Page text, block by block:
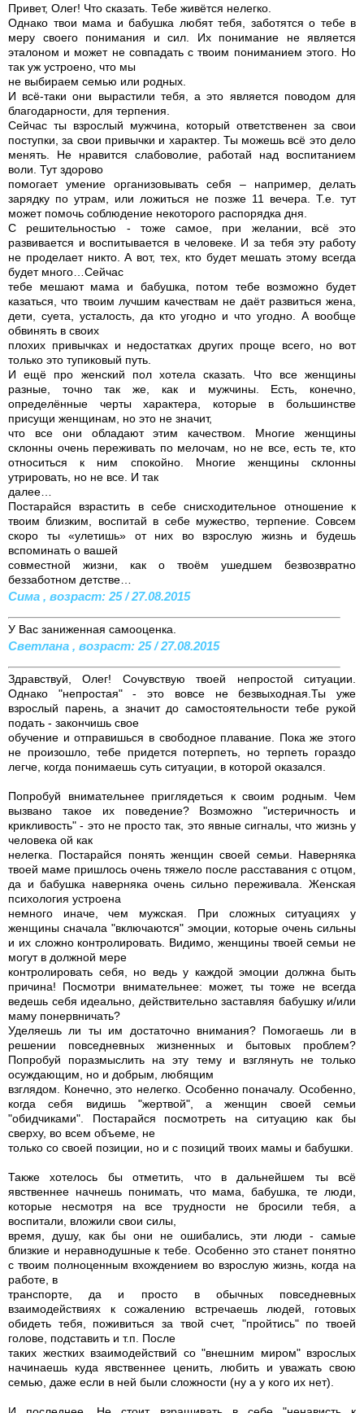
Привет, Олег! Что сказать. Тебе живётся нелегко.
Однако твои мама и бабушка любят тебя, заботятся о тебе в
меру своего понимания и сил. Их понимание не является
эталоном и может не совпадать с твоим пониманием этого. Но
так уж устроено, что мы
не выбираем семью или родных.
И всё-таки они вырастили тебя, а это является поводом для
благодарности, для терпения.
Сейчас ты взрослый мужчина, который ответственен за свои
поступки, за свои привычки и характер. Ты можешь всё это дело
менять. Не нравится слабоволие, работай над воспитанием
воли. Тут здорово
помогает умение организовывать себя – например, делать
зарядку по утрам, или ложиться не позже 11 вечера. Т.е. тут
может помочь соблюдение некоторого распорядка дня.
С решительностью - тоже самое, при желании, всё это
развивается и воспитывается в человеке. И за тебя эту работу
не проделает никто. А вот, тех, кто будет мешать этому всегда
будет много…Сейчас
тебе мешают мама и бабушка, потом тебе возможно будет
казаться, что твоим лучшим качествам не даёт развиться жена,
дети, суета, усталость, да кто угодно и что угодно. А вообще
обвинять в своих
плохих привычках и недостатках других проще всего, но вот
только это тупиковый путь.
И ещё про женский пол хотела сказать. Что все женщины
разные, точно так же, как и мужчины. Есть, конечно,
определённые черты характера, которые в большинстве
присущи женщинам, но это не значит,
что все они обладают этим качеством. Многие женщины
склонны очень переживать по мелочам, но не все, есть те, кто
относиться к ним спокойно. Многие женщины склонны
утрировать, но не все. И так
далее…
Постарайся взрастить в себе снисходительное отношение к
твоим близким, воспитай в себе мужество, терпение. Совсем
скоро ты «улетишь» от них во взрослую жизнь и будешь
вспоминать о вашей
совместной жизни, как о твоём ушедшем безвозвратно
беззаботном детстве…
Сима , возраст: 25 / 27.08.2015
У Вас заниженная самооценка.
Светлана , возраст: 25 / 27.08.2015
Здравствуй, Олег! Сочувствую твоей непростой ситуации.
Однако "непростая" - это вовсе не безвыходная.Ты уже
взрослый парень, а значит до самостоятельности тебе рукой
подать - закончишь свое
обучение и отправишься в свободное плавание. Пока же этого
не произошло, тебе придется потерпеть, но терпеть гораздо
легче, когда понимаешь суть ситуации, в которой оказался.
Попробуй внимательнее приглядеться к своим родным. Чем
вызвано такое их поведение? Возможно "истеричность и
крикливость" - это не просто так, это явные сигналы, что жизнь у
человека ой как
нелегка. Постарайся понять женщин своей семьи. Наверняка
твоей маме пришлось очень тяжело после расставания с отцом,
да и бабушка наверняка очень сильно переживала. Женская
психология устроена
немного иначе, чем мужская. При сложных ситуациях у
женщины сначала "включаются" эмоции, которые очень сильны
и их сложно контролировать. Видимо, женщины твоей семьи не
могут в должной мере
контролировать себя, но ведь у каждой эмоции должна быть
причина! Посмотри внимательнее: может, ты тоже не всегда
ведешь себя идеально, действительно заставляя бабушку и/или
маму понервничать?
Уделяешь ли ты им достаточно внимания? Помогаешь ли в
решении повседневных жизненных и бытовых проблем?
Попробуй поразмыслить на эту тему и взглянуть не только
осуждающим, но и добрым, любящим
взглядом. Конечно, это нелегко. Особенно поначалу. Особенно,
когда себя видишь "жертвой", а женщин своей семьи
"обидчиками". Постарайся посмотреть на ситуацию как бы
сверху, во всем объеме, не
только со своей позиции, но и с позиций твоих мамы и бабушки.
Также хотелось бы отметить, что в дальнейшем ты всё
явственнее начнешь понимать, что мама, бабушка, те люди,
которые несмотря на все трудности не бросили тебя, а
воспитали, вложили свои силы,
время, душу, как бы они не ошибались, эти люди - самые
близкие и неравнодушные к тебе. Особенно это станет понятно
с твоим полноценным вхождением во взрослую жизнь, когда на
работе, в
транспорте, да и просто в обычных повседневных
взаимодействиях к сожалению встречаешь людей, готовых
обидеть тебя, поживиться за твой счет, "пройтись" по твоей
голове, подставить и т.п. После
таких жестких взаимодействий со "внешним миром" взрослых
начинаешь куда явственнее ценить, любить и уважать свою
семью, даже если в ней были сложности (ну а у кого их нет).